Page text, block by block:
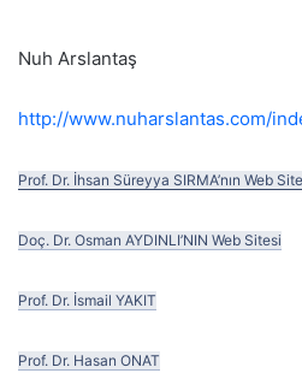
Nuh Arslantaş
http://www.nuharslantas.com/
Prof. Dr. İhsan Süreyya SIRMA’nın Web
Doç. Dr. Osman AYDINLI’NIN Web Sitesi
Prof. Dr. İsmail YAKIT
Prof. Dr. Hasan ONAT